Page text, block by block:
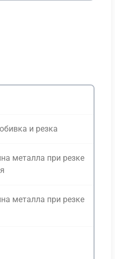
и резка
металла при резке
металла при резке